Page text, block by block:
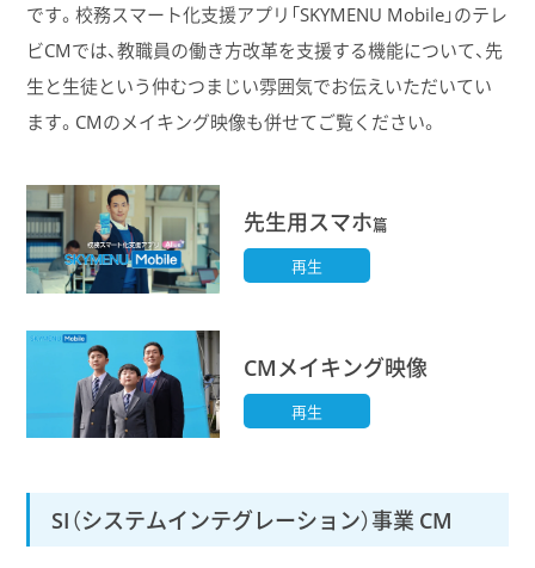
です。校務スマート化支援アプリ「SKYMENU Mobile」のテレ
ビCMでは、教職員の働き方改革を支援する機能について、先
生と生徒という仲むつまじい雰囲気でお伝えいただいてい
ます。CMのメイキング映像も併せてご覧ください。
先生用スマホ篇
再生
CMメイキング映像
再生
SI（システムインテグレーション）事業 CM